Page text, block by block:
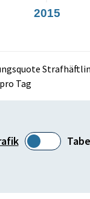
2015
Tag